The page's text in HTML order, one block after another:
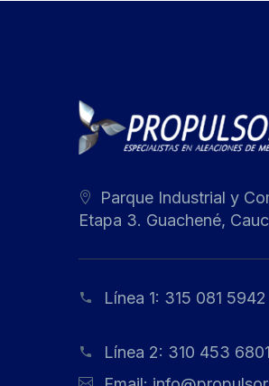
Parque Industrial y
Etapa 3. Guachené,
Línea 1: 315 081 5942
Línea 2: 310 453 6801